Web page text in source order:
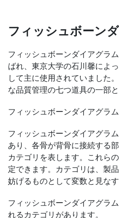
フィッシュボーン
フィッシュボーンダイアグラ
ばれ、東京大学の石川馨によ
して主に使用されていました
な品質管理の七つ道具の一部
フィッシュボーンダイアグラ
フィッシュボーンダイアグラ
あり、各骨が背骨に接続する
カテゴリを表します。これら
定できます。カテゴリは、製
妨げるものとして変数と見なす
フィッシュボーンダイアグラ
れるカテゴリがあります。